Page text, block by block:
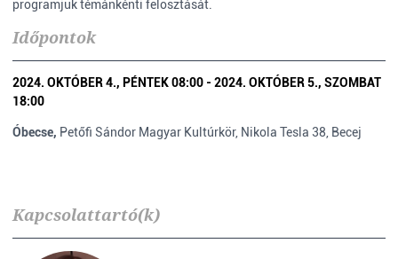
programjuk témánkénti felosztását.
Időpontok
2024. OKTÓBER 4., PÉNTEK 08:00 - 2024. OKTÓBER 5., SZOMBAT
18:00
Óbecse, Petőfi Sándor Magyar Kultúrkör, Nikola Tesla 38, Becej
Kapcsolattartó(k)